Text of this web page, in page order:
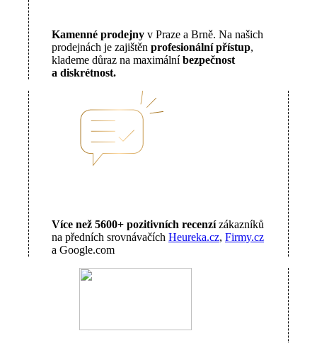
Kamenné prodejny v Praze a Brně. Na našich
prodejnách je zajištěn profesionální přístup,
klademe důraz na maximální bezpečnost
a diskrétnost.
Více než 5600+ pozitivních recenzízákazníků
na předních srovnávačích Heureka.cz, Firmy.cz
a Google.com